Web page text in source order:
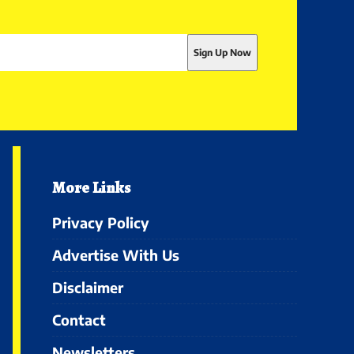
More Links
Privacy Policy
Advertise With Us
Disclaimer
Contact